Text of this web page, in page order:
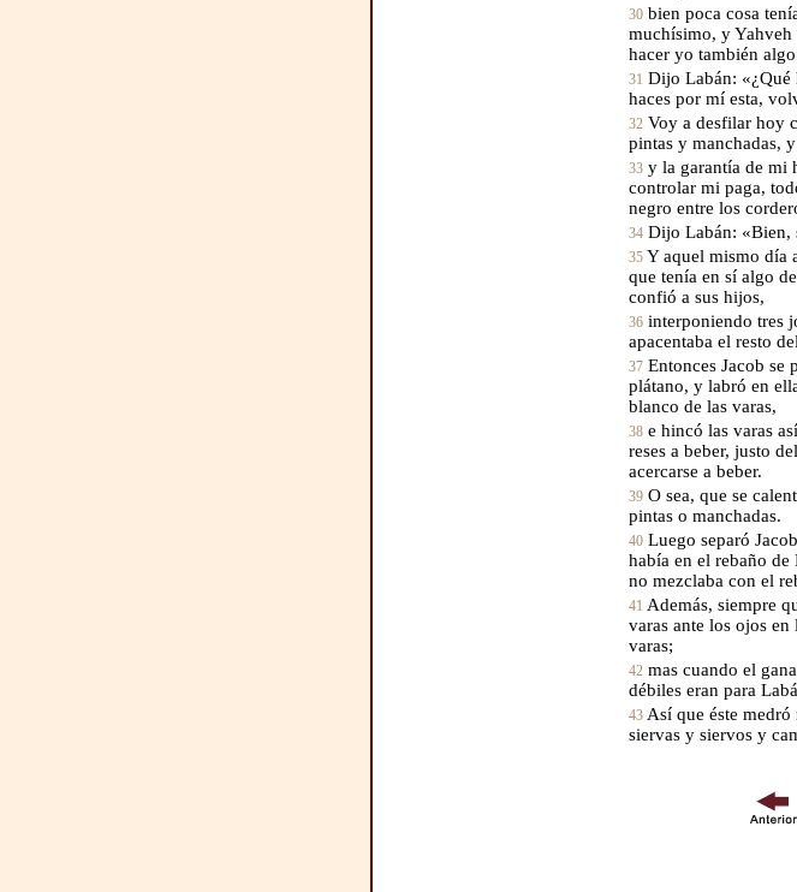
30 bien poca cosa
muchísimo, y Yahveh
hacer yo también
31 Dijo Labán: «¿Qué
haces por mí esta,
32 Voy a desfilar hoy
pintas y manchadas,
33 y la garantía de mi
controlar mi paga,
negro entre los
34 Dijo Labán: «Bien,
35 Y aquel mismo día
que tenía en sí algo
confió a sus hijos,
36 interponiendo tres
apacentaba el resto
37 Entonces Jacob se
plátano, y labró en
blanco de las varas,
38 e hincó las varas
reses a beber, justo
acercarse a beber.
39 O sea, que se
pintas o manchadas.
40 Luego separó
había en el rebaño
no mezclaba con el
41 Además, siempre
varas ante los ojos
varas;
42 mas cuando el
débiles eran para
43 Así que éste
siervas y siervos y